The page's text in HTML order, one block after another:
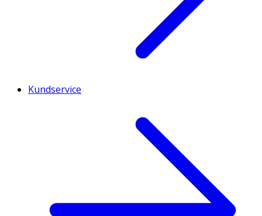
Kundservice